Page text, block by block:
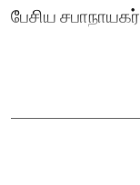
பேசிய சபாநாயகர்